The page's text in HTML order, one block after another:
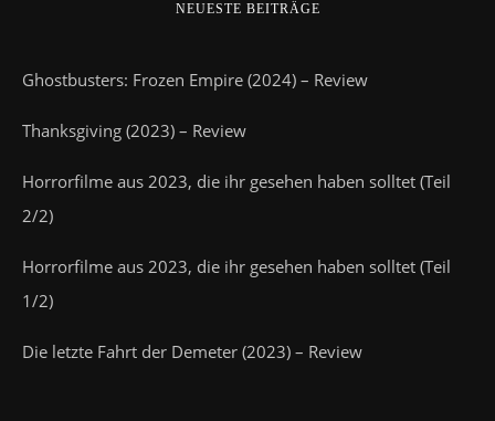
NEUESTE BEITRÄGE
Ghostbusters: Frozen Empire (2024) – Review
Thanksgiving (2023) – Review
Horrorfilme aus 2023, die ihr gesehen haben solltet (Teil
2/2)
Horrorfilme aus 2023, die ihr gesehen haben solltet (Teil
1/2)
Die letzte Fahrt der Demeter (2023) – Review